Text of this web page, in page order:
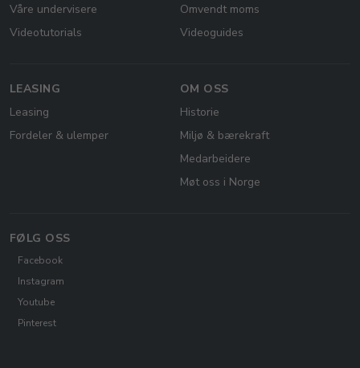
Våre undervisere
Videotutorials
Omvendt moms
Videoguides
LEASING
Leasing
Fordeler & ulemper
OM OSS
Historie
Miljø & bærekraft
Medarbeidere
Møt oss i Norge
FØLG OSS
Facebook
Instagram
Youtube
Pinterest